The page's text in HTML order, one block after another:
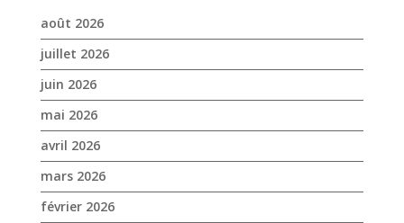
mars 2026
février 2026
janvier 2026
novembre 2025
octobre 2025
septembre 2025
juillet 2025